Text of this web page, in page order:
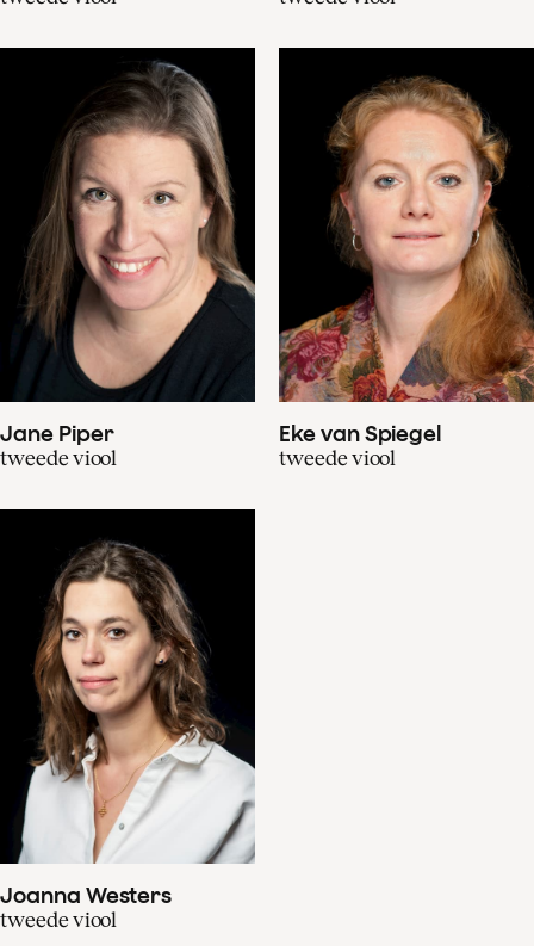
Jane Piper
tweede viool
Eke van Spiegel
tweede viool
Joanna Westers
tweede viool